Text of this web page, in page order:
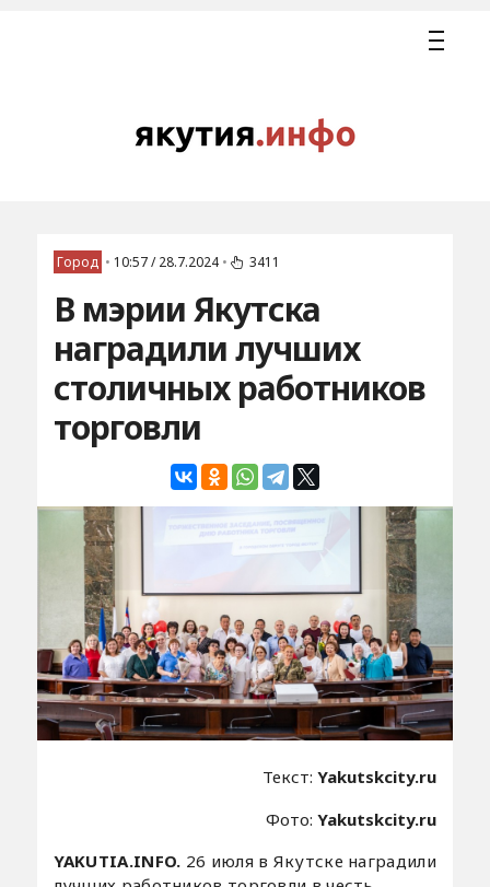
Город • 10:57 / 28.7.2024 • 3411
В мэрии Якутска
наградили лучших
столичных работников
торговли
Текст:Yakutskcity.ru
Фото:Yakutskcity.ru
YAKUTIA.INFO. 26 июля в Якутске наградили